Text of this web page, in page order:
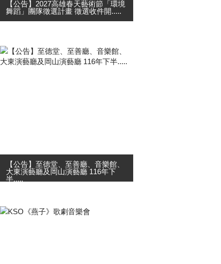
【公告】2027高雄春天藝術節「環境
舞蹈」團隊徵選計畫 徵選收件開.....
藝術節環境舞蹈系列舞作，是每年藝
術節裡重要舞蹈活動之一，透過
「動」態舞蹈，解構「靜」態建築環
【公告】至德堂、至善廳、音樂館、
大東演藝廳及岡山演藝廳 116年下
半.....
表演藝術花園網站，線上受理各演藝
團隊申請116年7月至12月 至德堂、